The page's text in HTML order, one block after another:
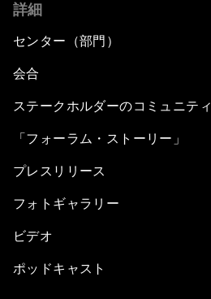
詳細
センター（部門）
会合
ステークホルダーのコミュニティ
「フォーラム・ストーリー」
プレスリリース
フォトギャラリー
ビデオ
ポッドキャスト